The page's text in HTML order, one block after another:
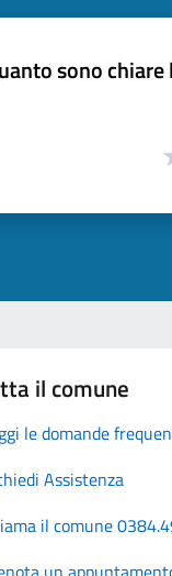
sono
il comune
le domande
Assistenza
il comune